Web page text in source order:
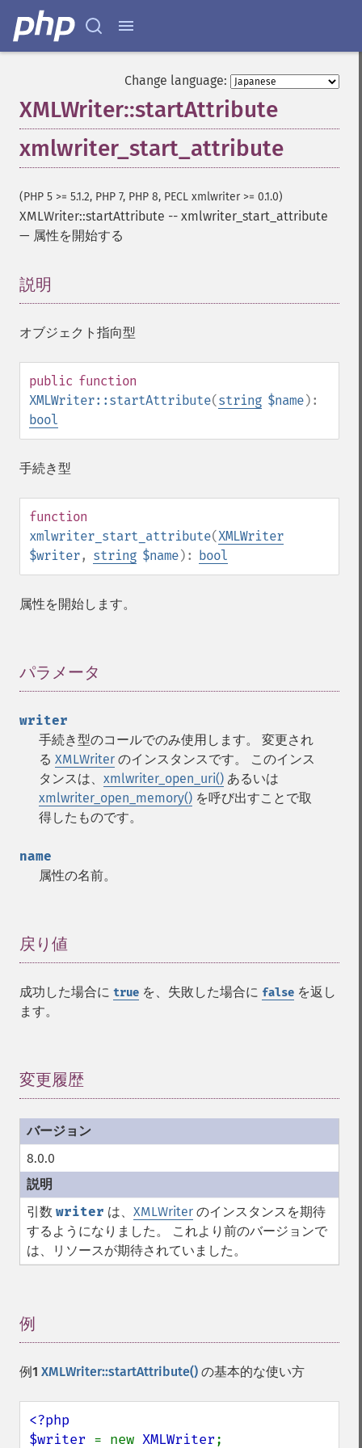
Change language:
XMLWriter::startAttribute
xmlwriter_start_attribute
(PHP 5 >= 5.1.2, PHP 7, PHP 8, PECL xmlwriter >= 0.1.0)
XMLWriter::startAttribute -- xmlwriter_start_attribute
— 属性を開始する
説明
オブジェクト指向型
public function
XMLWriter::startAttribute(string $name):
bool
手続き型
function
xmlwriter_start_attribute(XMLWriter
$writer, string $name): bool
属性を開始します。
パラメータ
writer
手続き型のコールでのみ使用します。 変更され
る XMLWriter のインスタンスです。 このインス
タンスは、 xmlwriter_open_uri() あるいは
xmlwriter_open_memory() を呼び出すことで取
得したものです。
name
属性の名前。
戻り値
成功した場合に true を、失敗した場合に false を返し
ます。
変更履歴
8.0.0
引数 writer は、 XMLWriter のインスタンスを期待
するようになりました。 これより前のバージョンで
は、リソースが期待されていました。
例
例1 XMLWriter::startAttribute() の基本的な使い方
<?php
$writer = new XMLWriter